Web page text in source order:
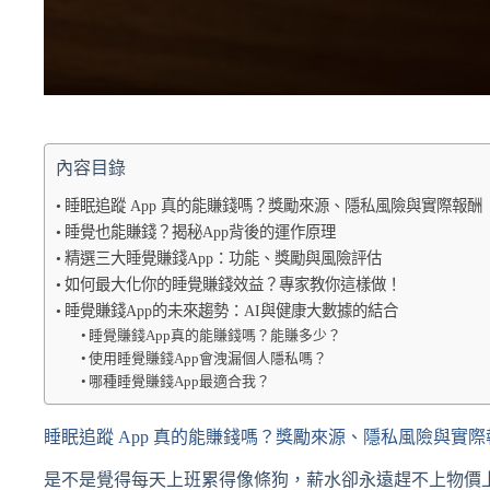
內容目錄
睡眠追蹤 App 真的能賺錢嗎？獎勵來源、隱私風險與實際報酬
睡覺也能賺錢？揭秘App背後的運作原理
精選三大睡覺賺錢App：功能、獎勵與風險評估
如何最大化你的睡覺賺錢效益？專家教你這樣做！
睡覺賺錢App的未來趨勢：AI與健康大數據的結合
睡覺賺錢App真的能賺錢嗎？能賺多少？
使用睡覺賺錢App會洩漏個人隱私嗎？
哪種睡覺賺錢App最適合我？
睡眠追蹤 App 真的能賺錢嗎？獎勵來源、隱私風險與實際
是不是覺得每天上班累得像條狗，薪水卻永遠趕不上物價